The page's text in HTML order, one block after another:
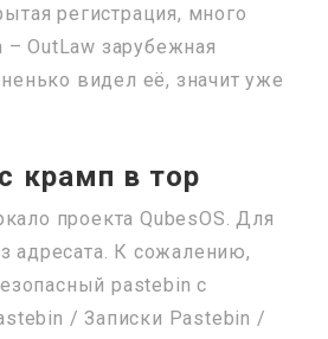
регистрация, много
OutLaw зарубежная
видел её, значит уже
крамп в тор
проекта QubesOS. Для
адресата. К сожалению,
pastebin с
/ Записки Pastebin /